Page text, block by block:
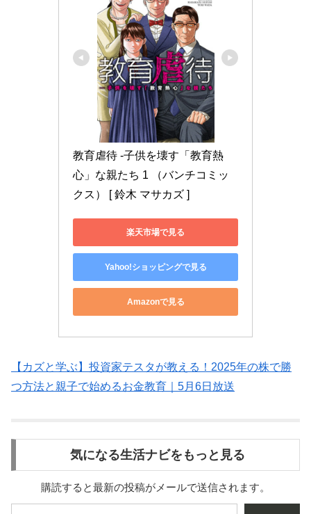
教育虐待 -子供を壊す「教育熱
心」な親たち 1 （バンチコミッ
クス） [ 鈴木 マサカズ ]
楽天市場で見る
Yahoo!ショッピングで見る
Amazonで見る
【カズと学ぶ】投資家テスタが教える！2025年の株で勝
つ方法と親子で始めるお金教育｜5月6日放送
気になる生活ナビをもっと見る
購読すると最新の投稿がメールで送信されます。